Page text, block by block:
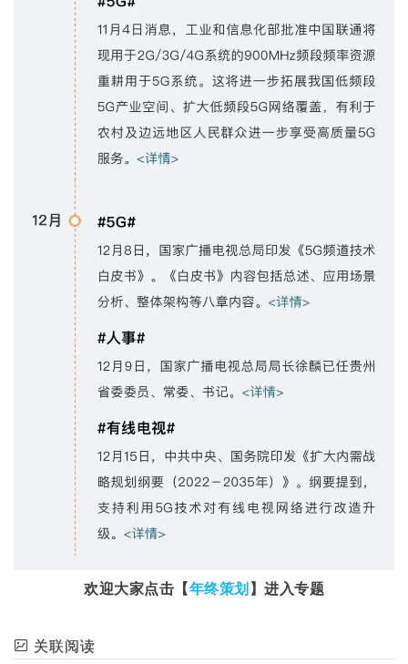
欢迎大家点击【年终策划】进入专题
关联阅读